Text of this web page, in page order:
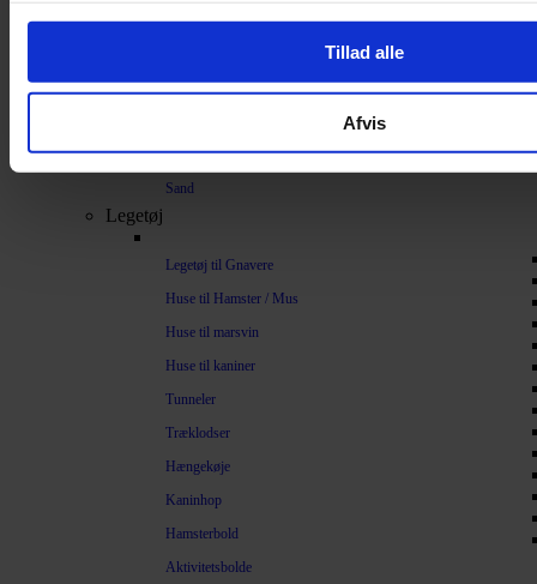
Tillad alle
Afvis
Bark
Spelt
Vat
Sand
Legetøj
Legetøj til Gnavere
Huse til Hamster / Mus
Huse til marsvin
Huse til kaniner
Tunneler
Træklodser
Hængekøje
Kaninhop
Hamsterbold
Aktivitetsbolde